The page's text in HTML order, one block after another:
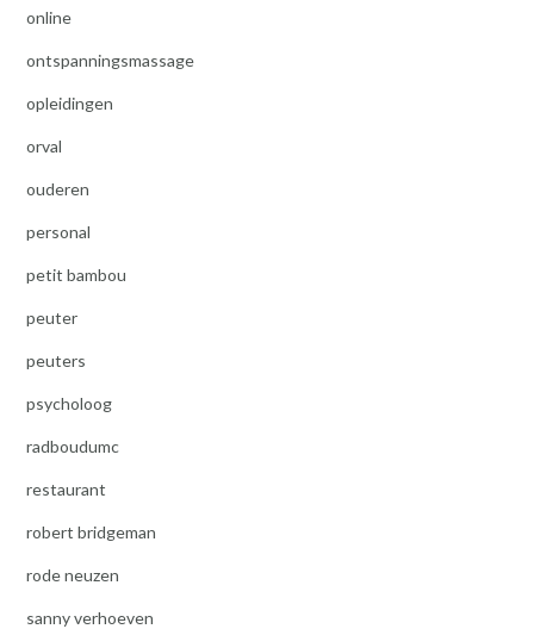
online
ontspanningsmassage
opleidingen
orval
ouderen
personal
petit bambou
peuter
peuters
psycholoog
radboudumc
restaurant
robert bridgeman
rode neuzen
sanny verhoeven